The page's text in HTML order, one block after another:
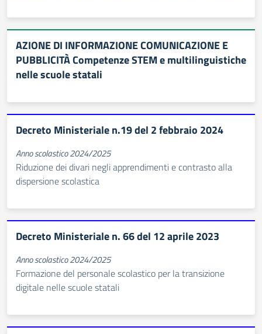
AZIONE DI INFORMAZIONE COMUNICAZIONE E
PUBBLICITÀ Competenze STEM e multilinguistiche
nelle scuole statali
Decreto Ministeriale n.19 del 2 febbraio 2024
Anno scolastico 2024/2025
Riduzione dei divari negli apprendimenti e contrasto alla
dispersione scolastica
Decreto Ministeriale n. 66 del 12 aprile 2023
Anno scolastico 2024/2025
Formazione del personale scolastico per la transizione
digitale nelle scuole statali